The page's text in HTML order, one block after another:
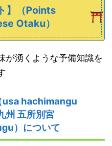
】（Points
Otaku）
湧くような予備知識を
usa hachimangu
五所別宮
）について